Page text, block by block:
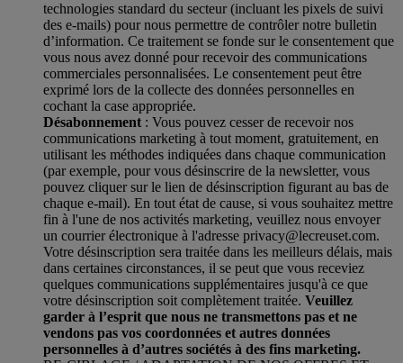
technologies standard du secteur (incluant les pixels de suivi
des e-mails) pour nous permettre de contrôler notre bulletin
d’information. Ce traitement se fonde sur le consentement que
vous nous avez donné pour recevoir des communications
commerciales personnalisées. Le consentement peut être
exprimé lors de la collecte des données personnelles en
cochant la case appropriée.
Désabonnement : Vous pouvez cesser de recevoir nos
communications marketing à tout moment, gratuitement, en
utilisant les méthodes indiquées dans chaque communication
(par exemple, pour vous désinscrire de la newsletter, vous
pouvez cliquer sur le lien de désinscription figurant au bas de
chaque e-mail). En tout état de cause, si vous souhaitez mettre
fin à l'une de nos activités marketing, veuillez nous envoyer
un courrier électronique à l'adresse privacy@lecreuset.com.
Votre désinscription sera traitée dans les meilleurs délais, mais
dans certaines circonstances, il se peut que vous receviez
quelques communications supplémentaires jusqu'à ce que
votre désinscription soit complètement traitée. Veuillez
garder à l’esprit que nous ne transmettons pas et ne
vendons pas vos coordonnées et autres données
personnelles à d’autres sociétés à des fins marketing.